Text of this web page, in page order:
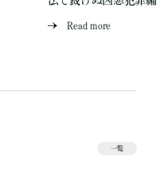
Read more
一覧